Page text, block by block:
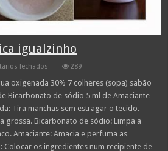
igualzinho
fechados
caseiro
igualzinho
289
oxigenada 30% 7 colheres (sopa) sabão
Bicarbonato de sódio 5 ml de Amaciante
Tira manchas sem estragar o tecido.
grossa. Bicarbonato de sódio: Limpa a
Amaciante: Amacia e perfuma as
os ingredientes num recipiente de